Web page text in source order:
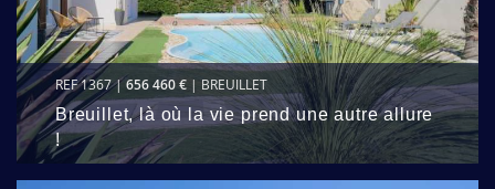
REF 1367 |656 460 € | BREUILLET
Breuillet, là où la vie prend une autre allure
!